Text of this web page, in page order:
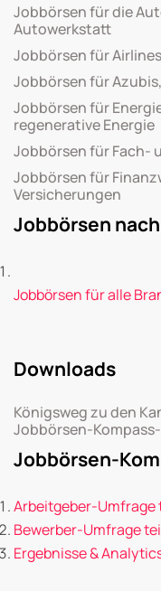
Jobbörsen für die
Autowerkstatt
Jobbörsen für
Jobbörsen für
Jobbörsen für
regenerative Energie
Jobbörsen für Fach-
Jobbörsen für
Versicherungen
Jobbörsen
Jobbörsen für alle
Downloads
Königsweg zu den
Jobbörsen-
Jobbörsen-
Arbeitgeber-Umfrage
Bewerber-Umfrage
Ergebnisse &